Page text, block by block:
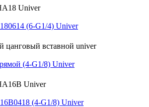
(6-G1/4) Univer
(4-G1/8) Univer
(4-G1/8) Univer